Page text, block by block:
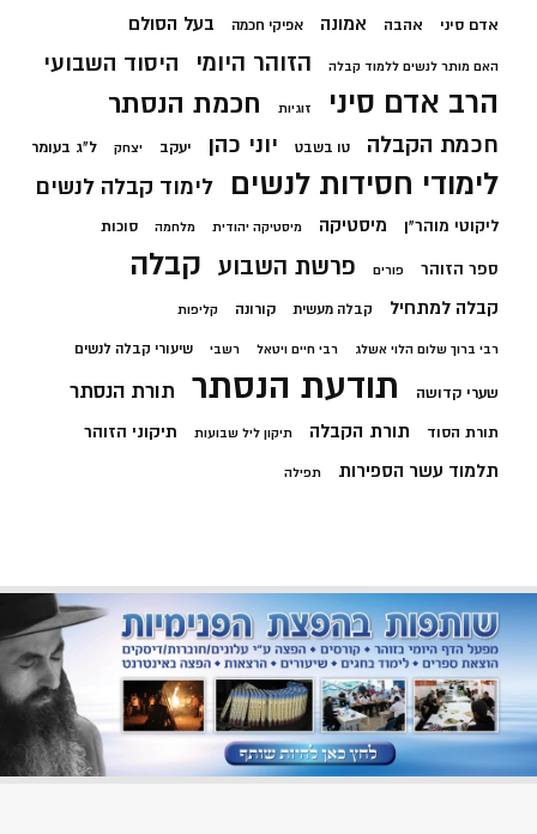
אדם סיני אהבה אמונה אפיקי חכמה בעל הסולם
האם מותר לנשים ללמוד קבלה הזוהר היומי היסוד השבועי
הרב אדם סיני זוגיות חכמת הנסתר
חכמת הקבלה טו בשבט יוני כהן יעקב יצחק ל"ג בעומר
לימודי חסידות לנשים לימוד קבלה לנשים
ליקוטי מוהר"ן מיסטיקה מיסטיקה יהודית מלחמה סוכות
ספר הזוהר פורים פרשת השבוע קבלה
קבלה למתחיל קבלה מעשית קורונה קליפות
רבי ברוך שלום הלוי אשלג רבי חיים ויטאל רשבי שיעורי קבלה לנשים
שערי קדושה תודעת הנסתר תורת הנסתר
תורת הסוד תורת הקבלה תיקון ליל שבועות תיקוני הזוהר
תלמוד עשר הספירות תפילה